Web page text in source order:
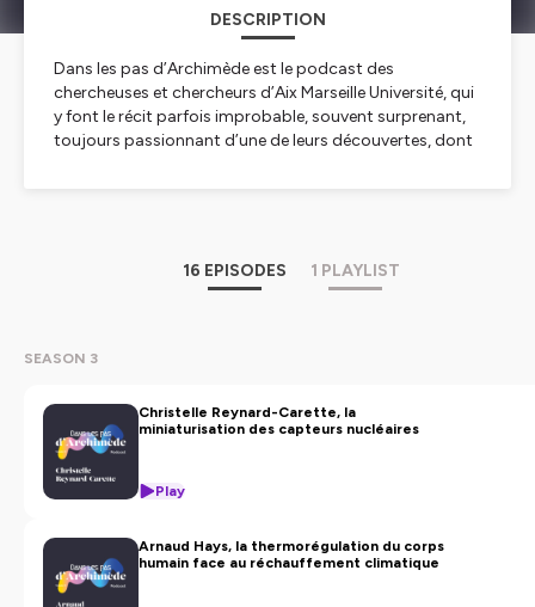
DESCRIPTION
Dans les pas d’Archimèdeest le podcast des
chercheuses et chercheurs d’Aix Marseille Université, qui
y font le récit parfois improbable, souvent surprenant,
toujours passionnant d’une de leurs découvertes, dont
Charlotte Henry de Villeneuve, en collaboration avec
communication scientifique amU
Réalisation
Charlotte Henry de Villeneuve et Merry Royer dans les
studios de l’EJCAM, École de Journalisme et de
Communication d’Aix-Marseille
Merry Royer
Mix audio
16 EPISODES 1 PLAYLIST
SEASON 3
Christelle Reynard-Carette, la
miniaturisation des capteurs nucléaires
Play
Arnaud Hays, la thermorégulation du corps
humain face au réchauffement climatique